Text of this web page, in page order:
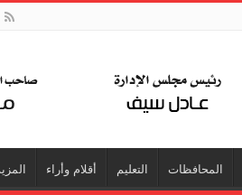
المحافظات التعليم أقلام وأراء